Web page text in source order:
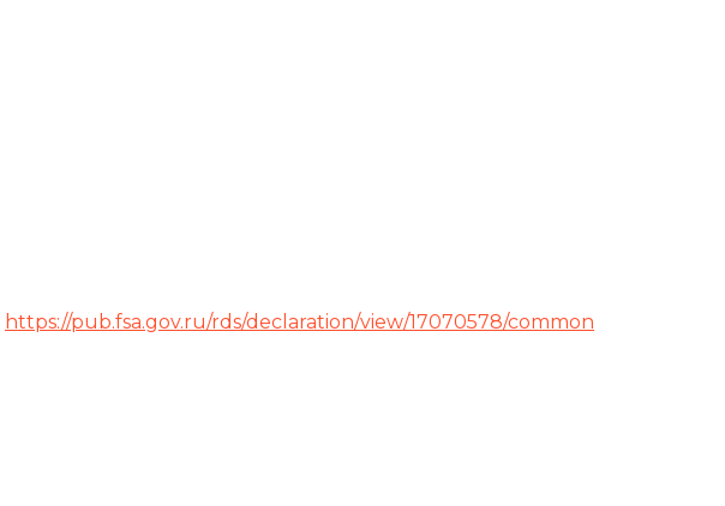
https://pub.fsa.gov.ru/rds/declaration/view/17070578/common